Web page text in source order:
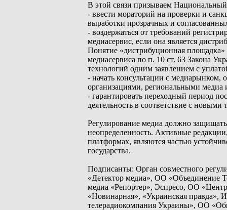
В этой связи призываем Национальный
- ввести мораторий на проверки и
выработки прозрачных и
- воздержаться от требований
медиасервис, если она является
Понятие «дистрибуционная площадка»
медиасервиса по п. 10 ст. 63 Закона
технологий одним заявлением с
- начать консультации с
организациями, региональными медиа
- гарантировать переходный период
деятельность в соответствие с
Регулирование медиа должно
неопределенность. Активные
платформах, являются частью
государства.
Подписанты: Орган совместного
«Детектор медиа», ОО «Объединение
медиа «Репортер», Эспресо, ОО
«Новинарная», «Украинская правда»,
телерадиокомпания Украины», ОО